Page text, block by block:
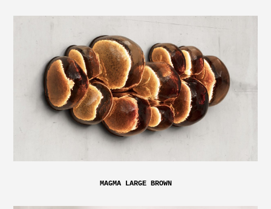
MAGMA LARGE BROWN